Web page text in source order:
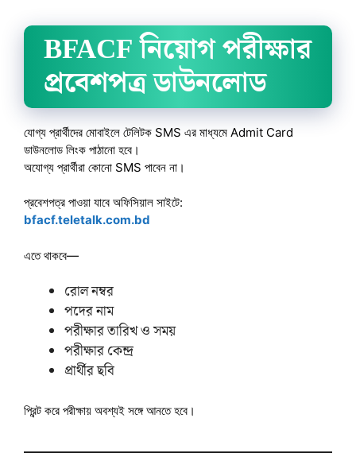
BFACF নিয়োগ পরীক্ষার
প্রবেশপত্র ডাউনলোড
যোগ্য প্রার্থীদের মোবাইলে টেলিটক SMS এর মাধ্যমে Admit Card
ডাউনলোড লিংক পাঠানো হবে।
অযোগ্য প্রার্থীরা কোনো SMS পাবেন না।
প্রবেশপত্র পাওয়া যাবে অফিসিয়াল সাইটে:
bfacf.teletalk.com.bd
এতে থাকবে—
রোল নম্বর
পদের নাম
পরীক্ষার তারিখ ও সময়
পরীক্ষার কেন্দ্র
প্রার্থীর ছবি
প্রিন্ট করে পরীক্ষায় অবশ্যই সঙ্গে আনতে হবে।